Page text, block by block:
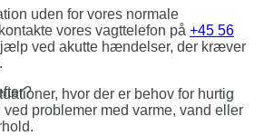
uden for vores normale
vores vagttelefon på +45 56
ved akutte hændelser, der kræver
hvor der er behov for hurtig
problemer med varme, vand eller